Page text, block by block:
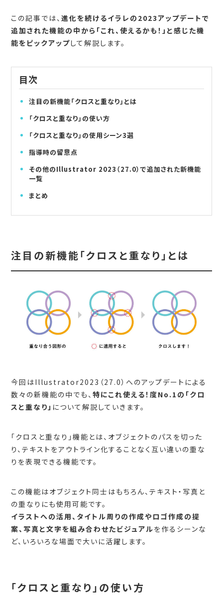
この記事では、進化を続けるイラレの2023アップデートで
追加された機能の中から「これ、使えるかも！」と感じた機
能をピックアップして解説します。
目次
注目の新機能「クロスと重なり」とは
「クロスと重なり」の使い方
「クロスと重なり」の使用シーン3選
指導時の留意点
その他のIllustrator 2023（27.0）で追加された新機能
一覧
まとめ
注目の新機能「クロスと重なり」とは
今回はIllustrator2023（27.0）へのアップデートによる
数々の新機能の中でも、特にこれ使える！度No.1の「クロ
スと重なり」 について解説していきます。
「クロスと重なり」機能とは、オブジェクトのパスを切った
り、テキストをアウトライン化することなく互い違いの重な
りを表現できる機能です。
この機能はオブジェクト同士はもちろん、テキスト・写真と
の重なりにも使用可能です。
イラストへの活用、タイトル周りの作成やロゴ作成の提
案、写真と文字を組み合わせたビジュアルを作るシーンな
ど、いろいろな場面で大いに活躍します。
「クロスと重なり」の使い方